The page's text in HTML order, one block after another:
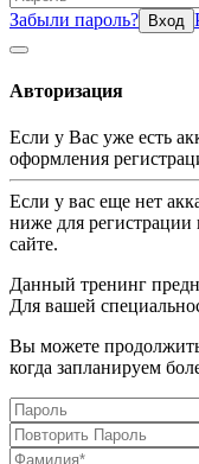
Забыли пароль? Вход
Авторизация
Если у Вас уже есть
оформления
Если у вас еще нет
ниже для регистрации
сайте.
Данный тренинг
Для вашей
Вы можете
когда запланируем